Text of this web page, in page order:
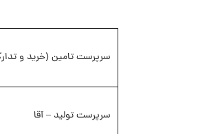
سرپرست تامین (خرید و
سرپرست تولید – آقا